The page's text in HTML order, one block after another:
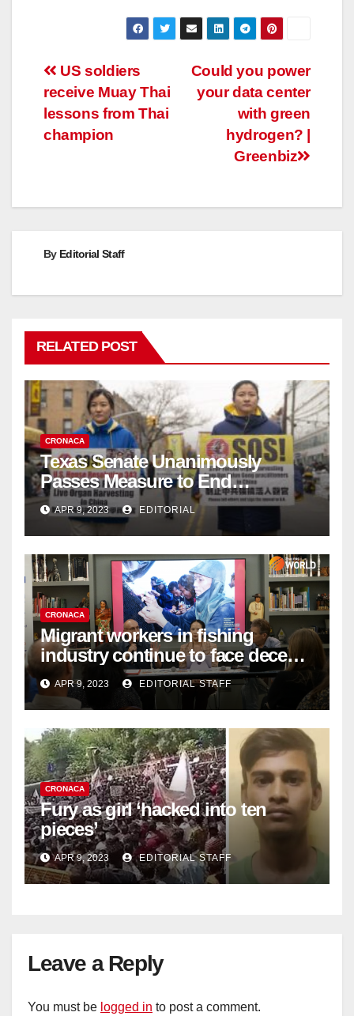
Post
navigation
Could you power
your data center
with green
hydrogen? |
Greenbiz
US soldiers
receive Muay Thai
lessons from Thai
champion
By Editorial Staff
RELATED POST
CRONACA
Texas Senate Unanimously
Passes Measure to End
Complicity in Beijing’s Forced
Organ Harvesting
APR 9, 2023 EDITORIAL
CRONACA
Migrant workers in fishing
industry continue to face decent
work deficit
APR 9, 2023 EDITORIAL STAFF
CRONACA
Fury as girl ‘hacked into ten
pieces’
APR 9, 2023 EDITORIAL STAFF
Leave a Reply
You must be logged in to post a comment.